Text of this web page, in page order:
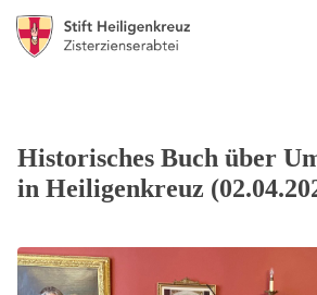
Historisches Buch über
in Heiligenkreuz